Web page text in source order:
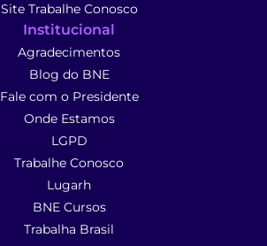
Site Trabalhe Conosco
Institucional
Agradecimentos
Blog do BNE
Fale com o Presidente
Onde Estamos
LGPD
Trabalhe Conosco
Lugarh
BNE Cursos
Trabalha Brasil